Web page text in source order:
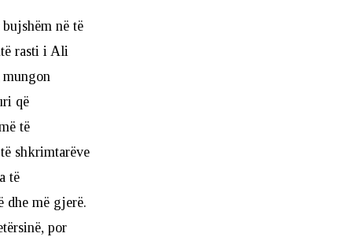
në të
rasti i Ali
që
të
shkrimtarëve
të
dhe më gjerë.
por